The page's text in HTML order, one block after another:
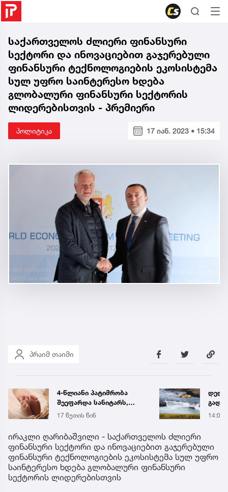
საქართველოს ძლიერი ფინანსური
სექტორი და ინოვაციებით გაჯერებული
ფინანსური ტექნოლოგიების ეკოსისტემა
სულ უფრო საინტერესო ხდება
გლობალური ფინანსური სექტორის
ლიდერებისთვის - პრემიერი
პოლიტიკა 17 იან. 2023 • 15:34
პრაიმ თაიმი
დედას, რომელიც შვილის
გადარჩენის
მცდელობისას, დინებამ
გაიტაცა, მაშველები ამ
დრომდე ეძებენ
14:02 13:14
ირაკლი ღარიბაშვილი - საქართველოს ძლიერი
ფინანსური სექტორი და ინოვაციებით გაჯერებული
ფინანსური ტექნოლოგიების ეკოსისტემა სულ უფრო
საინტერესო ხდება გლობალური ფინანსური
სექტორის ლიდერებისთვის